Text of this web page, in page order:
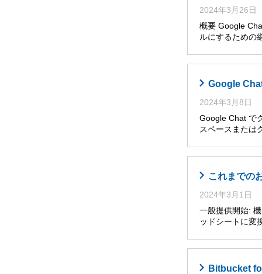
2024年3月26日
概要 Google
ルにするための
Google
2024年3月8日
Google Chat で
スペースまたは
これまでの
2024年3月1日
一般提供開始:
ッドシートに変
Bitbucket